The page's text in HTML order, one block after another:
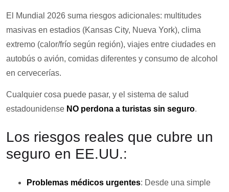
El Mundial 2026 suma riesgos adicionales: multitudes
masivas en estadios (Kansas City, Nueva York), clima
extremo (calor/frío según región), viajes entre ciudades en
autobús o avión, comidas diferentes y consumo de alcohol
en cervecerías.
Cualquier cosa puede pasar, y el sistema de salud
estadounidense NO perdona a turistas sin seguro.
Los riesgos reales que cubre un
seguro en EE.UU.:
Problemas médicos urgentes: Desde una simple